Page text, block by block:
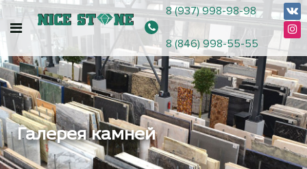
8 (937) 998-98-98
8 (846) 998-55-55
Галерея камней